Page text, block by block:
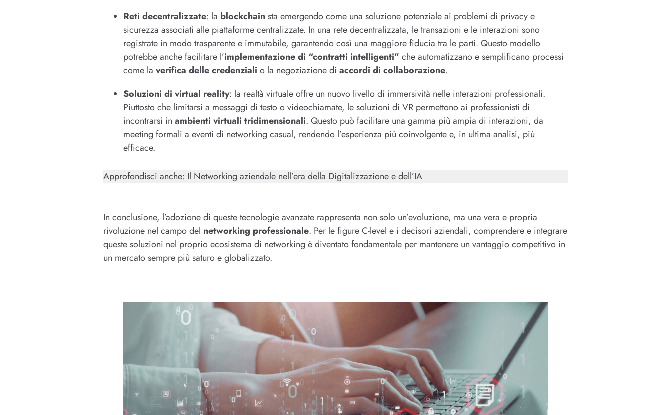
Reti decentralizzate: la blockchainsta emergendo come una soluzione potenziale ai problemi di privacy e
sicurezza associati alle piattaforme centralizzate. In una rete decentralizzata, le transazioni e le interazioni sono
registrate in modo trasparente e immutabile, garantendo così una maggiore fiducia tra le parti. Questo modello
potrebbe anche facilitare l’implementazione di “contratti intelligenti” che automatizzano e semplificano processi
come la verifica delle credenziali o la negoziazione di accordi di collaborazione.
Soluzioni di virtual reality: la realtà virtuale offre un nuovo livello di immersività nelle interazioni professionali.
Piuttosto che limitarsi a messaggi di testo o videochiamate, le soluzioni di VR permettono ai professionisti di
incontrarsi in ambienti virtuali tridimensionali. Questo può facilitare una gamma più ampia di interazioni, da
meeting formali a eventi di networking casual, rendendo l’esperienza più coinvolgente e, in ultima analisi, più
efficace.
Approfondisci anche: Il Networking aziendale nell’era della Digitalizzazione e dell’IA
In conclusione, l’adozione di queste tecnologie avanzate rappresenta non solo un’evoluzione, ma una vera e propria
rivoluzione nel campo del networking professionale. Per le figure C-level e i decisori aziendali, comprendere e integrare
queste soluzioni nel proprio ecosistema di networking è diventato fondamentale per mantenere un vantaggio competitivo in
un mercato sempre più saturo e globalizzato.